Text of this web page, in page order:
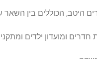
חדרים ומועדון ילדים